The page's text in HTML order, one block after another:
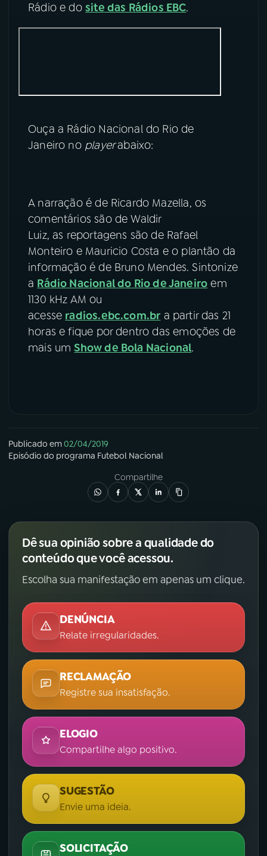
Rádio e do site das Rádios EBC.
Ouça a Rádio Nacional do Rio de
Janeiro no playerabaixo:
A narração é de Ricardo Mazella, os
comentários são de Waldir
Luiz, as reportagens são de Rafael
Monteiro e Mauricio Costa e o plantão da
informação é de Bruno Mendes. Sintonize
a Rádio Nacional do Rio de Janeiro em
1130 kHz AM ou
acesse radios.ebc.com.br a partir das 21
horas e fique por dentro das emoções de
mais umShow de Bola Nacional.
Publicado em02/04/2019
Episódio do programa Futebol Nacional
Compartilhe
Dê sua opinião sobre a qualidade do
conteúdo que você acessou.
Escolha sua manifestação em apenas um clique.
DENÚNCIA
Relate irregularidades.
RECLAMAÇÃO
Registre sua insatisfação.
ELOGIO
Compartilhe algo positivo.
SUGESTÃO
Envie uma ideia.
SOLICITAÇÃO